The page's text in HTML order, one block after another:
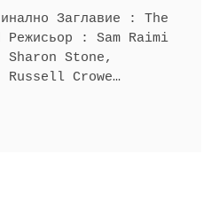
Заглавие : The
: Sam Raimi
Sharon Stone,
Russell Crowe…